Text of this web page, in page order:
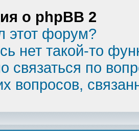
о phpBB 2
этот форум?
нет такой-то
связаться по
вопросов,